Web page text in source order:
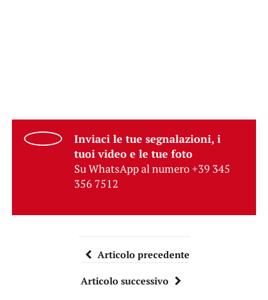
Inviaci le tue segnalazioni, i
tuoi video e le tue foto
Su WhatsApp al numero +39 345
356 7512
Articolo precedente
Articolo successivo